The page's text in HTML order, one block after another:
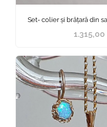
Set- colier și brățară din
1.315,00